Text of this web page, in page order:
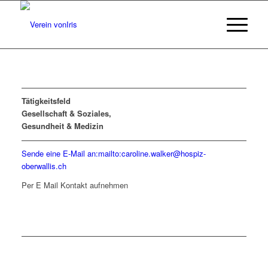
Tätigkeitsfeld
Gesellschaft & Soziales,
Gesundheit & Medizin
Sende eine E-Mail an:mailto:caroline.walker@hospiz-
oberwallis.ch
Per E Mail Kontakt aufnehmen